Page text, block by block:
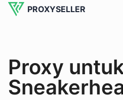
PROXYSELLER
Proxy